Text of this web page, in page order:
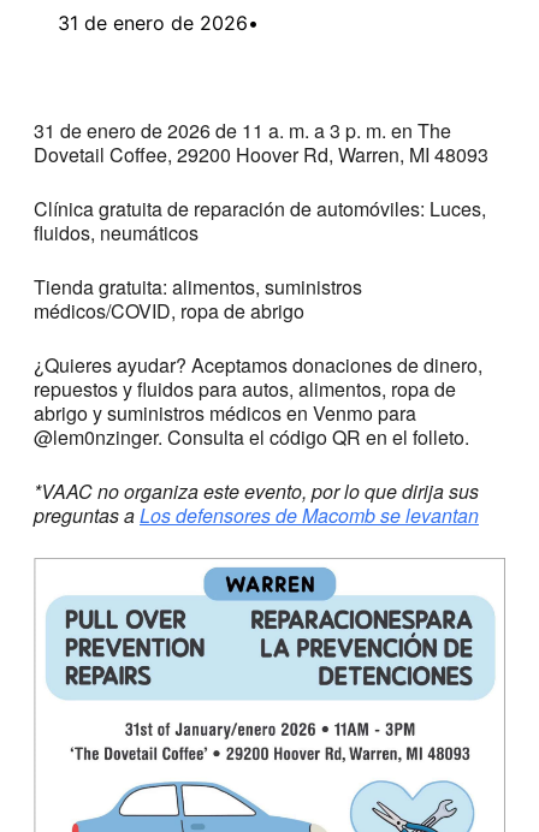
31 de enero de 2026•
31 de enero de 2026 de 11 a. m. a 3 p. m. en The
Dovetail Coffee, 29200 Hoover Rd, Warren, MI 48093
Clínica gratuita de reparación de automóviles: Luces,
fluidos, neumáticos
Tienda gratuita: alimentos, suministros
médicos/COVID, ropa de abrigo
¿Quieres ayudar? Aceptamos donaciones de dinero,
repuestos y fluidos para autos, alimentos, ropa de
abrigo y suministros médicos en Venmo para
@lem0nzinger. Consulta el código QR en el folleto.
*VAAC no organiza este evento, por lo que dirija sus
preguntas aLos defensores de Macomb se levantan